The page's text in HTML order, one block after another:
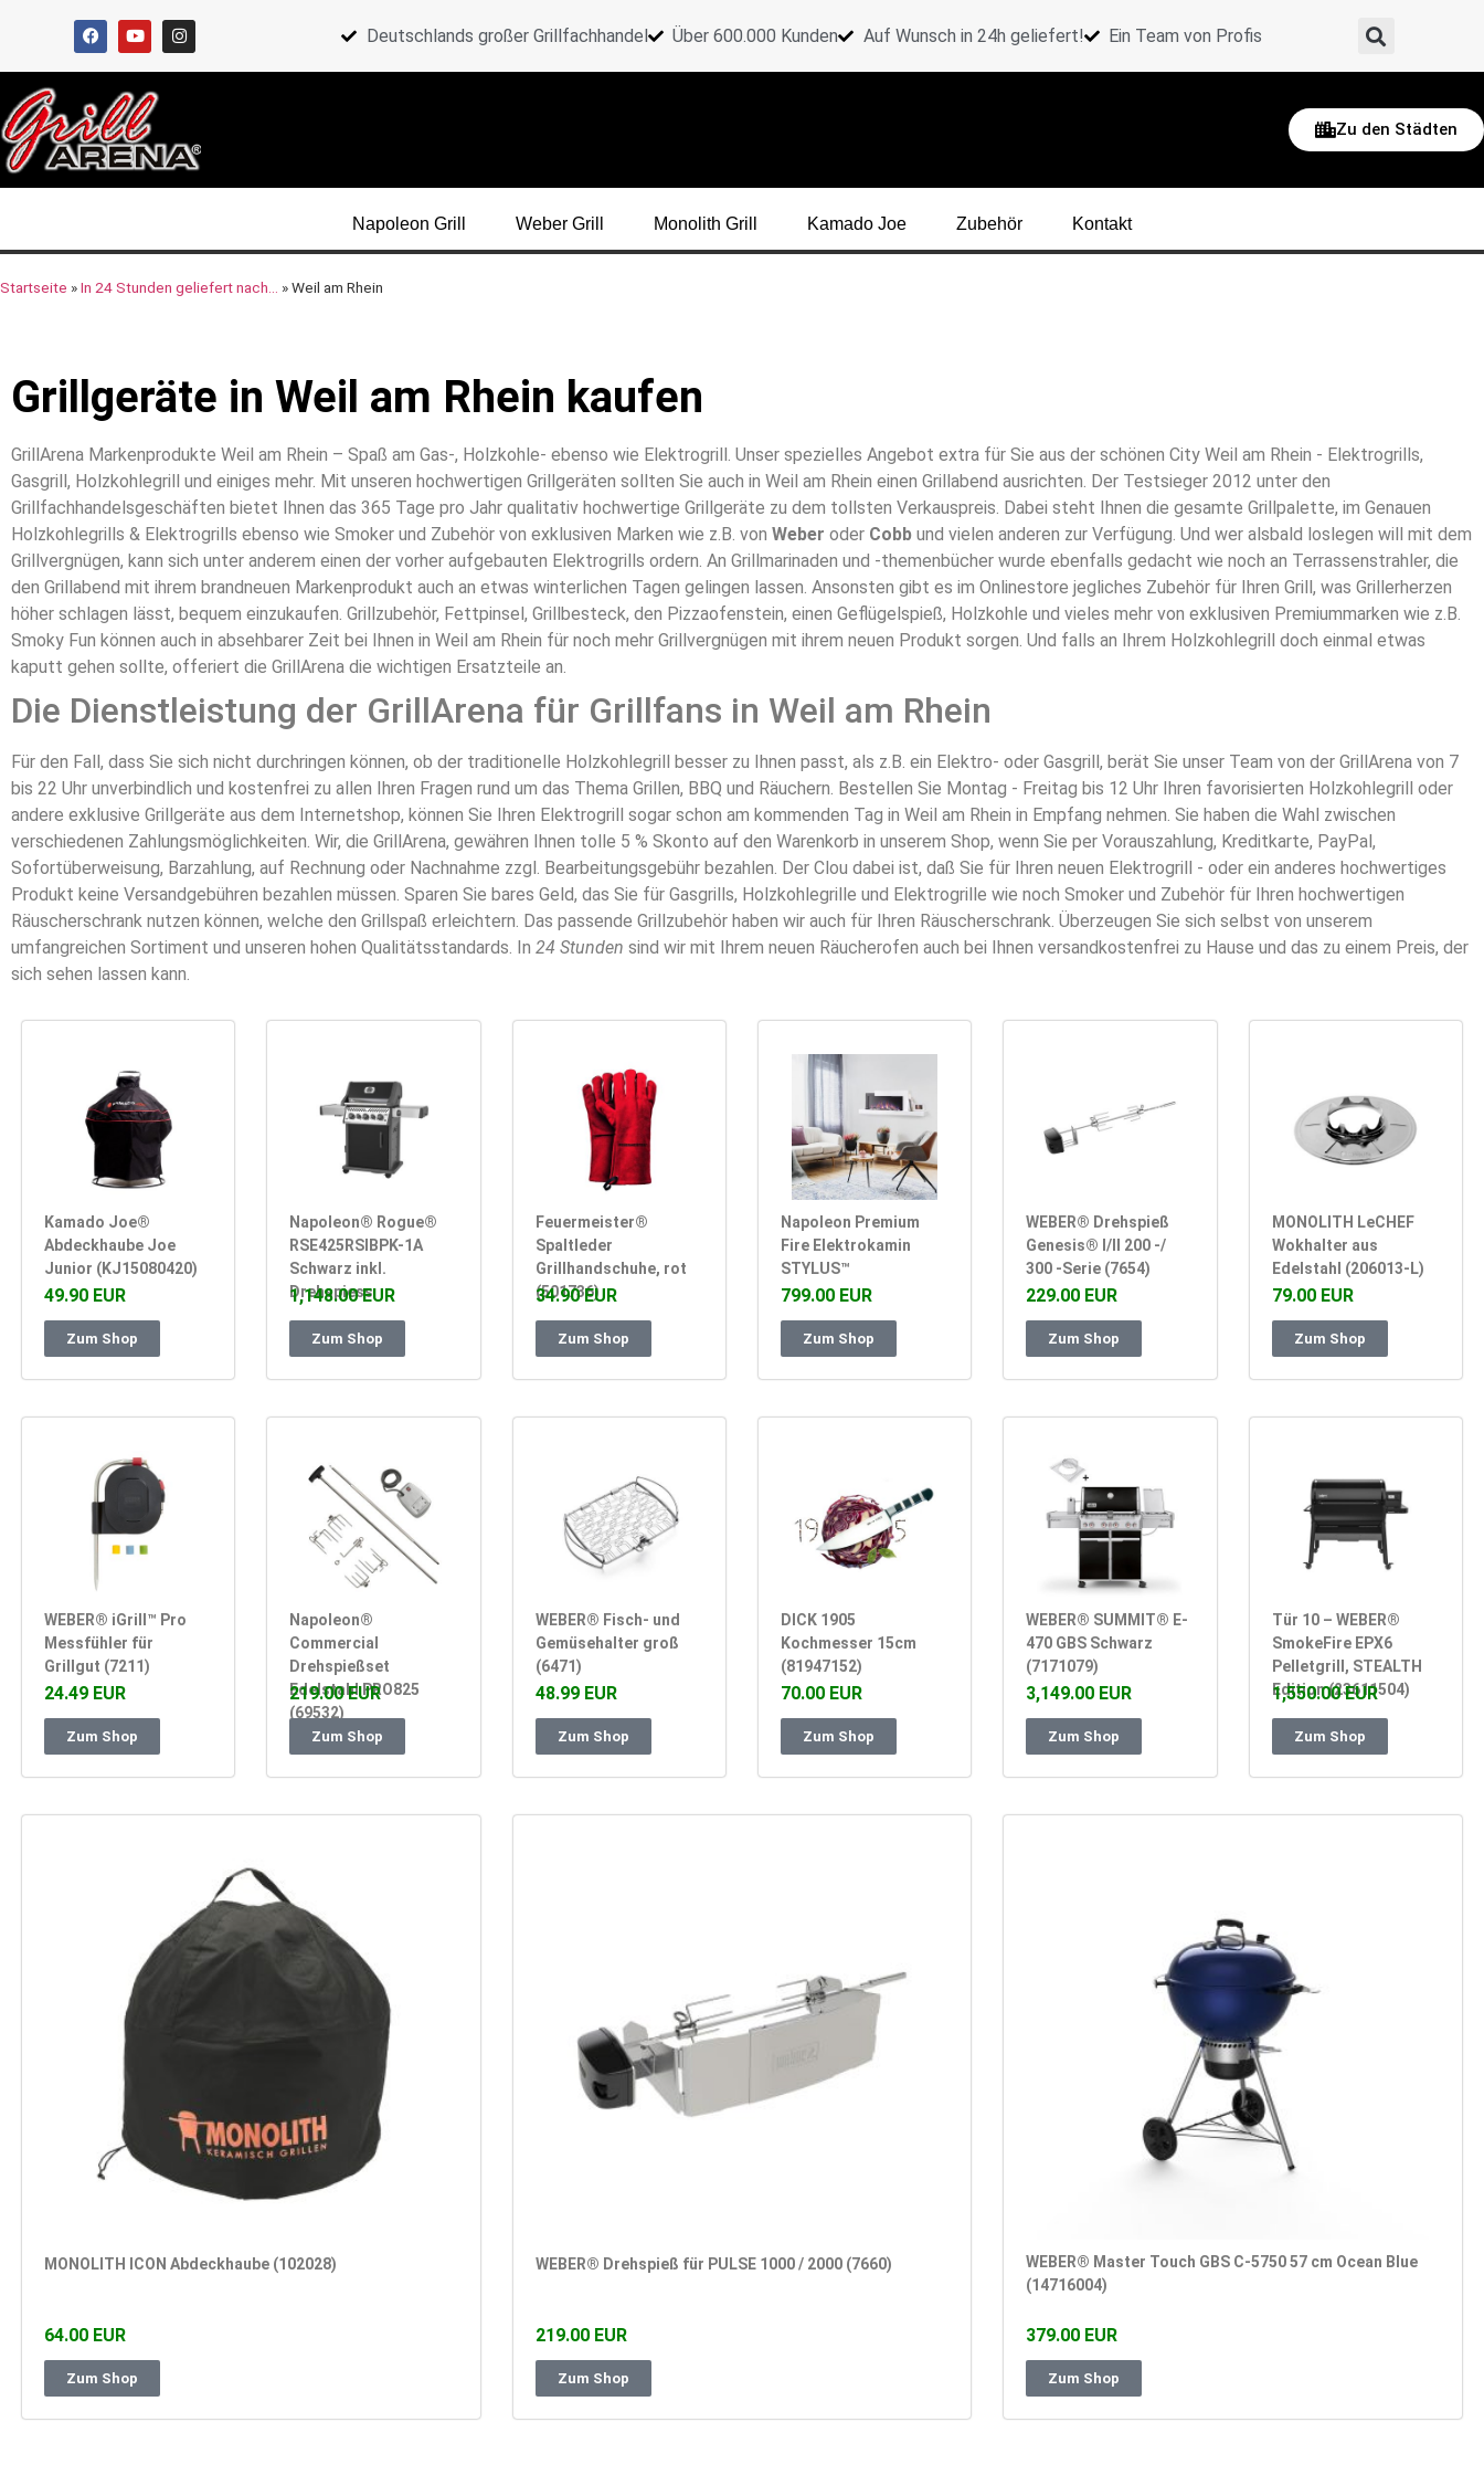
Deutschlands großer Grillfachhandel Über 600.000 Kunden Auf Wunsch in 24h geliefert! Ein Team von Profis
Zu den Städten
Napoleon Grill Weber Grill Monolith Grill Kamado Joe Zubehör Kontakt
Startseite »In 24 Stunden geliefert nach… »Weil am Rhein
Grillgeräte in Weil am Rhein kaufen
GrillArena Markenprodukte Weil am Rhein – Spaß am Gas-, Holzkohle- ebenso wie Elektrogrill. Unser spezielles Angebot extra für Sie aus der schönen City Weil am Rhein - Elektrogrills,
Gasgrill, Holzkohlegrill und einiges mehr. Mit unseren hochwertigen Grillgeräten sollten Sie auch in Weil am Rhein einen Grillabend ausrichten. Der Testsieger 2012 unter den
Grillfachhandelsgeschäften bietet Ihnen das 365 Tage pro Jahr qualitativ hochwertige Grillgeräte zu dem tollsten Verkauspreis. Dabei steht Ihnen die gesamte Grillpalette, im Genauen
Holzkohlegrills & Elektrogrills ebenso wie Smoker und Zubehör von exklusiven Marken wie z.B. von Weber oder Cobb und vielen anderen zur Verfügung. Und wer alsbald loslegen will mit dem
Grillvergnügen, kann sich unter anderem einen der vorher aufgebauten Elektrogrills ordern. An Grillmarinaden und -themenbücher wurde ebenfalls gedacht wie noch an Terrassenstrahler, die
den Grillabend mit ihrem brandneuen Markenprodukt auch an etwas winterlichen Tagen gelingen lassen. Ansonsten gibt es im Onlinestore jegliches Zubehör für Ihren Grill, was Grillerherzen
höher schlagen lässt, bequem einzukaufen. Grillzubehör, Fettpinsel, Grillbesteck, den Pizzaofenstein, einen Geflügelspieß, Holzkohle und vieles mehr von exklusiven Premiummarken wie z.B.
Smoky Fun können auch in absehbarer Zeit bei Ihnen in Weil am Rhein für noch mehr Grillvergnügen mit ihrem neuen Produkt sorgen. Und falls an Ihrem Holzkohlegrill doch einmal etwas
kaputt gehen sollte, offeriert die GrillArena die wichtigen Ersatzteile an.
Die Dienstleistung der GrillArena für Grillfans in Weil am Rhein
Für den Fall, dass Sie sich nicht durchringen können, ob der traditionelle Holzkohlegrill besser zu Ihnen passt, als z.B. ein Elektro- oder Gasgrill, berät Sie unser Team von der GrillArena von 7
bis 22 Uhr unverbindlich und kostenfrei zu allen Ihren Fragen rund um das Thema Grillen, BBQ und Räuchern. Bestellen Sie Montag - Freitag bis 12 Uhr Ihren favorisierten Holzkohlegrill oder
andere exklusive Grillgeräte aus dem Internetshop, können Sie Ihren Elektrogrill sogar schon am kommenden Tag in Weil am Rhein in Empfang nehmen. Sie haben die Wahl zwischen
verschiedenen Zahlungsmöglichkeiten. Wir, die GrillArena, gewähren Ihnen tolle 5 % Skonto auf den Warenkorb in unserem Shop, wenn Sie per Vorauszahlung, Kreditkarte, PayPal,
Sofortüberweisung, Barzahlung, auf Rechnung oder Nachnahme zzgl. Bearbeitungsgebühr bezahlen. Der Clou dabei ist, daß Sie für Ihren neuen Elektrogrill - oder ein anderes hochwertiges
Produkt keine Versandgebühren bezahlen müssen. Sparen Sie bares Geld, das Sie für Gasgrills, Holzkohlegrille und Elektrogrille wie noch Smoker und Zubehör für Ihren hochwertigen
Räuscherschrank nutzen können, welche den Grillspaß erleichtern. Das passende Grillzubehör haben wir auch für Ihren Räuscherschrank. Überzeugen Sie sich selbst von unserem
umfangreichen Sortiment und unseren hohen Qualitätsstandards. In 24 Stunden sind wir mit Ihrem neuen Räucherofen auch bei Ihnen versandkostenfrei zu Hause und das zu einem Preis, der
sich sehen lassen kann.
Kamado Joe®
Abdeckhaube Joe
Junior (KJ15080420)
49.90 EUR
Zum Shop
Napoleon® Rogue®
RSE425RSIBPK-1A
Schwarz inkl.
Drehspiess
1,148.00 EUR
Zum Shop
Feuermeister®
Spaltleder
Grillhandschuhe, rot
(501736)
34.90 EUR
Zum Shop
Napoleon Premium
Fire Elektrokamin
STYLUS™
799.00 EUR
Zum Shop
WEBER® Drehspieß
Genesis® I/II 200 -/
300 -Serie (7654)
229.00 EUR
Zum Shop
MONOLITH LeCHEF
Wokhalter aus
Edelstahl (206013-L)
79.00 EUR
Zum Shop
WEBER® iGrill™ Pro
Messfühler für
Grillgut (7211)
24.49 EUR
Zum Shop
Napoleon®
Commercial
Drehspießset
Edelstahl PRO825
(69532)
219.00 EUR
Zum Shop
WEBER® Fisch- und
Gemüsehalter groß
(6471)
48.99 EUR
Zum Shop
DICK 1905
Kochmesser 15cm
(81947152)
70.00 EUR
Zum Shop
WEBER® SUMMIT® E-
470 GBS Schwarz
(7171079)
3,149.00 EUR
Zum Shop
Tür 10 – WEBER®
SmokeFire EPX6
Pelletgrill, STEALTH
Edition (23611504)
1,550.00 EUR
Zum Shop
MONOLITH ICON Abdeckhaube (102028)
64.00 EUR
Zum Shop
WEBER® Drehspieß für PULSE 1000 / 2000 (7660)
219.00 EUR
Zum Shop
WEBER® Master Touch GBS C-5750 57 cm Ocean Blue
(14716004)
379.00 EUR
Zum Shop